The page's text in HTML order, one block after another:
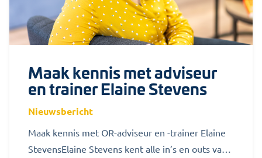
Maak kennis met adviseur
en trainer Elaine Stevens
Nieuwsbericht
Maak kennis met OR-adviseur en -trainer Elaine
StevensElaine Stevens kent alle in’s en outs van